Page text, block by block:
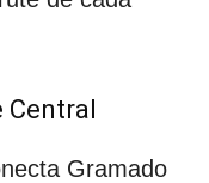
Central
Gramado